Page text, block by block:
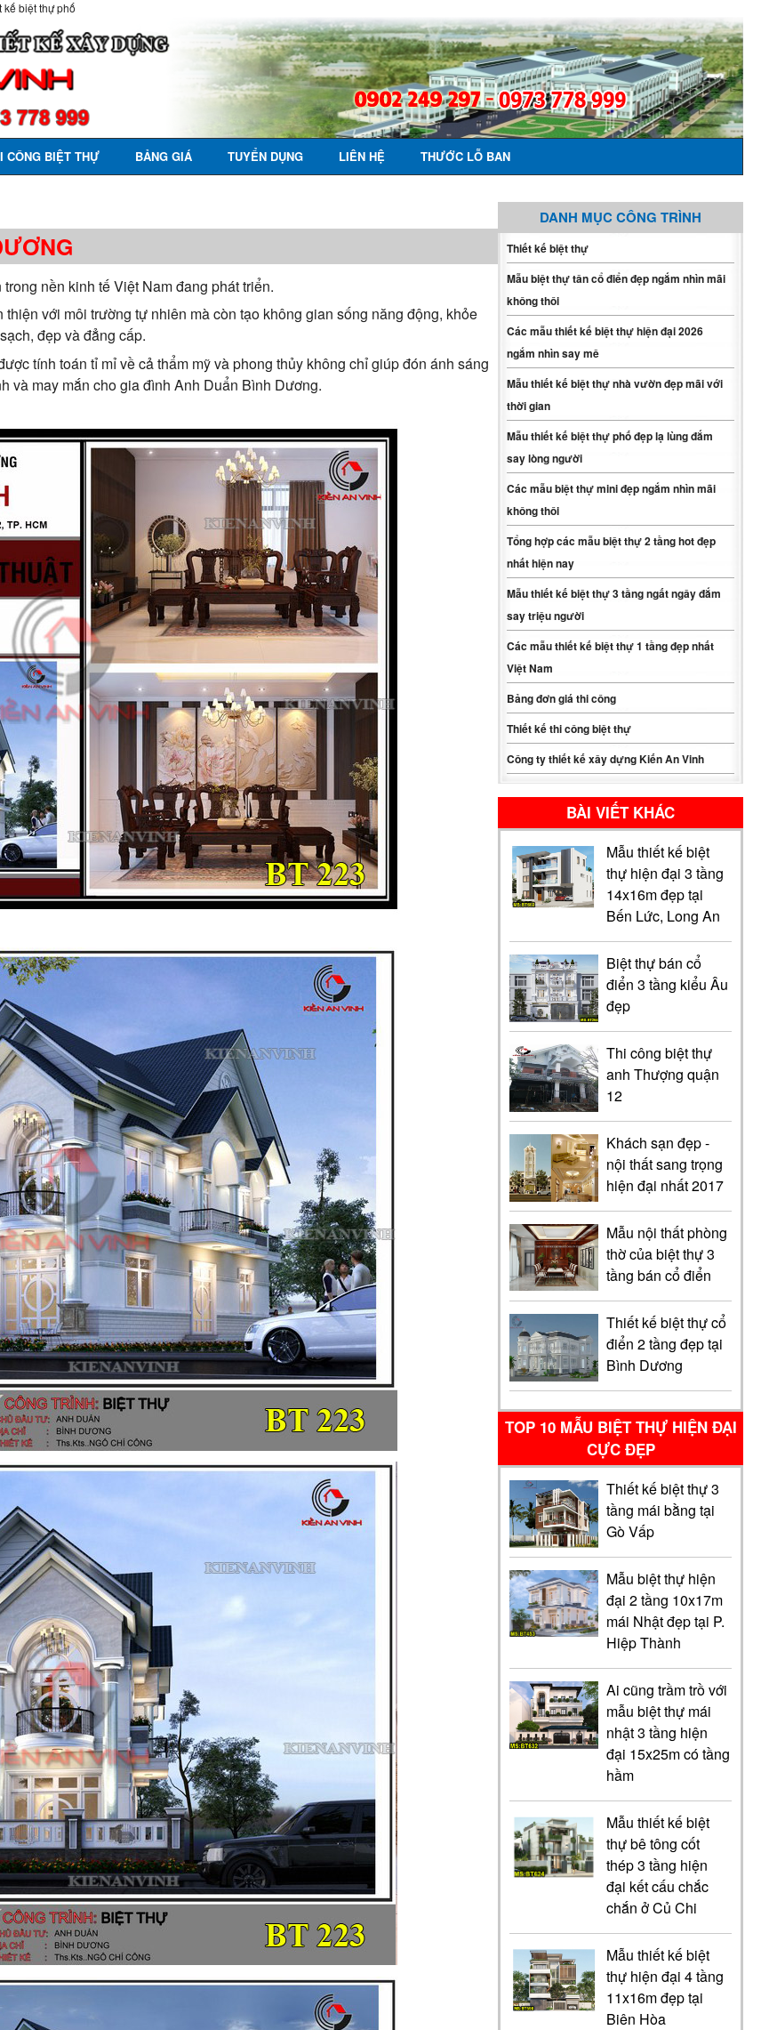
kế biệt thự phố
CÔNG BIỆT THỰ BẢNG GIÁ TUYỂN DỤNG LIÊN HỆ THƯỚC LỖ BAN
DANH MỤC CÔNG TRÌNH
Thiết kế biệt thự
Mẫu biệt thự tân cổ điển đẹp ngắm nhìn mãi
không thôi
Các mẫu thiết kế biệt thự hiện đại 2026
ngắm nhìn say mê
Mẫu thiết kế biệt thự nhà vườn đẹp mãi với
thời gian
Mẫu thiết kế biệt thự phố đẹp lạ lùng đắm
say lòng người
Các mẫu biệt thự mini đẹp ngắm nhìn mãi
không thôi
Tổng hợp các mẫu biệt thự 2 tầng hot đẹp
nhất hiện nay
Mẫu thiết kế biệt thự 3 tầng ngất ngây đắm
say triệu người
Các mẫu thiết kế biệt thự 1 tầng đẹp nhất
Việt Nam
Bảng đơn giá thi công
Thiết kế thi công biệt thự
Công ty thiết kế xây dựng Kiến An Vinh
BÀI VIẾT KHÁC
Mẫu thiết kế biệt
thự hiện đại 3 tầng
14x16m đẹp tại
Bến Lức, Long An
Biệt thự bán cổ
điển 3 tầng kiểu Âu
đẹp
Thi công biệt thự
anh Thượng quận
12
Khách sạn đẹp -
nội thất sang trọng
hiện đại nhất 2017
Mẫu nội thất phòng
thờ của biệt thự 3
tầng bán cổ điển
Thiết kế biệt thự cổ
điển 2 tầng đẹp tại
Bình Dương
TOP 10 MẪU BIỆT THỰ HIỆN ĐẠI
CỰC ĐẸP
Thiết kế biệt thự 3
tầng mái bằng tại
Gò Vấp
Mẫu biệt thự hiện
đại 2 tầng 10x17m
mái Nhật đẹp tại P.
Hiệp Thành
Ai cũng trầm trồ với
mẫu biệt thự mái
nhật 3 tầng hiện
đại 15x25m có tầng
hầm
Mẫu thiết kế biệt
thự bê tông cốt
thép 3 tầng hiện
đại kết cấu chắc
chắn ở Củ Chi
Mẫu thiết kế biệt
thự hiện đại 4 tầng
11x16m đẹp tại
Biên Hòa
nền kinh tế Việt Nam đang phát triển.
với môi trường tự nhiên mà còn tạo không gian sống năng động, khỏe
đẹp và đẳng cấp.
tính toán tỉ mỉ về cả thẩm mỹ và phong thủy không chỉ giúp đón ánh sáng
và may mắn cho gia đình Anh Duẩn Bình Dương.